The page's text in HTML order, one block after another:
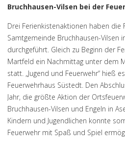
Bruchhausen-Vilsen bei der
Drei Ferienkistenaktionen haben die
Samtgemeinde Bruchhausen-Vilsen
durchgeführt. Gleich zu Beginn der
Martfeld ein Nachmittag unter dem
statt. „Jugend und Feuerwehr“ hieß
Feuerwehrhaus Süstedt. Den
Jahr, die größte Aktion der
Bruchhausen-Vilsen und Engeln in
Kindern und Jugendlichen konnte
Feuerwehr mit Spaß und Spiel